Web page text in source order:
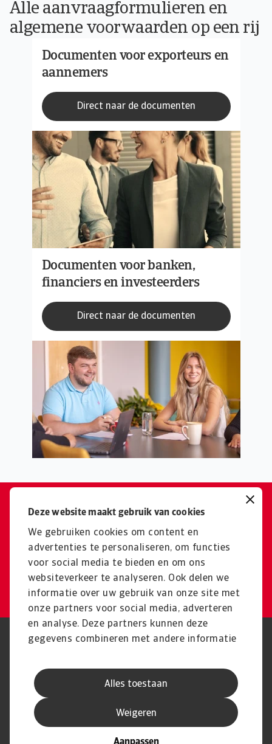
Deze website maakt gebruik van cookies
We gebruiken cookies om content en
advertenties te personaliseren, om functies
voor social media te bieden en om ons
websiteverkeer te analyseren. Ook delen we
informatie over uw gebruik van onze site met
onze partners voor social media, adverteren
en analyse. Deze partners kunnen deze
gegevens combineren met andere informatie
verzameld op basis van uw gebruik van hun
services.
Alles toestaan
Weigeren
Alle aanvraagformulieren en
algemene voorwaarden op een rij
Documenten voor exporteurs en
aannemers
Direct naar de documenten
Documenten voor banken,
financiers en investeerders
Direct naar de documenten
Eenvoudig uw
exportkredietverzekering
aanvragen?
Ga direct naar de aanvraagformulieren
Phishing en Security
Privacyverklaring
Juridische informatie
Supplier information